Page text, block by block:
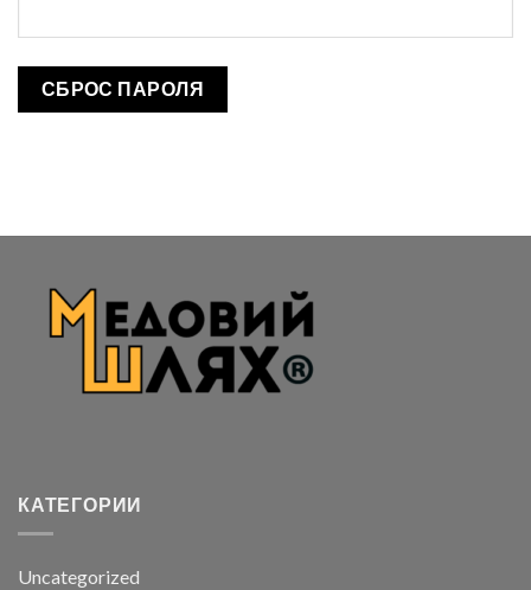
СБРОС ПАРОЛЯ
КАТЕГОРИИ
Uncategorized